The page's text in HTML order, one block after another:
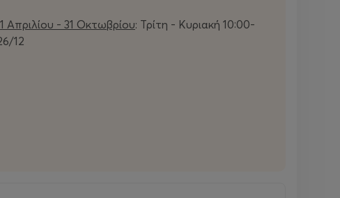
1 Απριλίου - 31 Οκτωβρίου: Τρίτη - Κυριακή 10:00-
12